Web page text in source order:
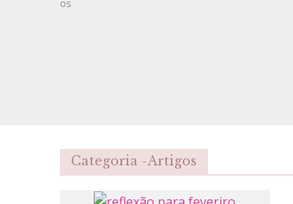
Categoria -Artigos